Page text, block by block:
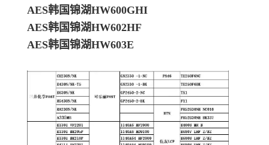
AES韩国锦湖HW600GHI
AES韩国锦湖HW602HF
AES韩国锦湖HW603E